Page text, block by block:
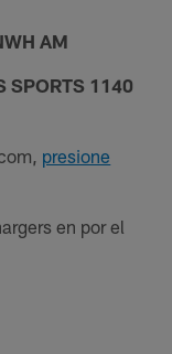
AM
SPORTS 1140
presione
en por el